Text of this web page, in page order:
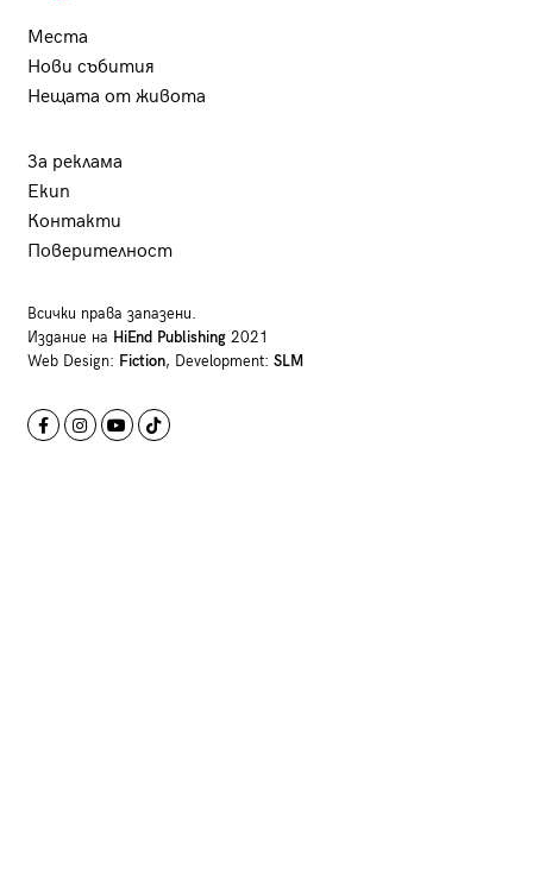
Места
Нови събития
Нещата от живота
За реклама
Екип
Контакти
Поверителност
Всички права запазени.
Издание на HiEnd Publishing2021
Web Design: Fiction, Development: SLM